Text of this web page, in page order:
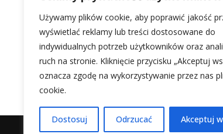
Używamy plików cookie, aby poprawić jakość
wyświetlać reklamy lub treści dostosowane do
indywidualnych potrzeb użytkowników oraz
ruch na stronie. Kliknięcie przycisku „Akceptuj
oznacza zgodę na wykorzystywanie przez nas
cookie.
Dostosuj Odrzucać Akceptuj
zdrowie staje …
1 2 3 4